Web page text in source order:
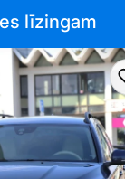
līzingam